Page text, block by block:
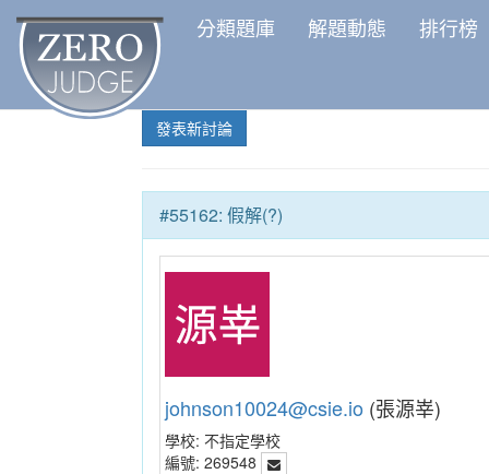
分類題庫 解題動態 排行榜
發表新討論
#55162: 假解(?)
johnson10024@csie.io (張源峷)
學校: 不指定學校
編號: 269548